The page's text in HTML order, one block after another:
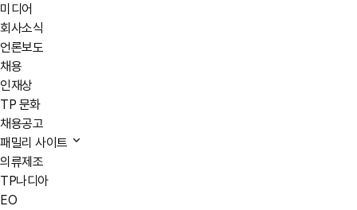
미디어
회사소식
언론보도
채용
인재상
TP 문화
채용공고
패밀리 사이트
의류제조
TP나디아
EO